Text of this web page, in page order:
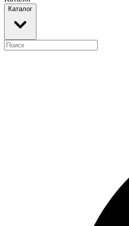
Каталог